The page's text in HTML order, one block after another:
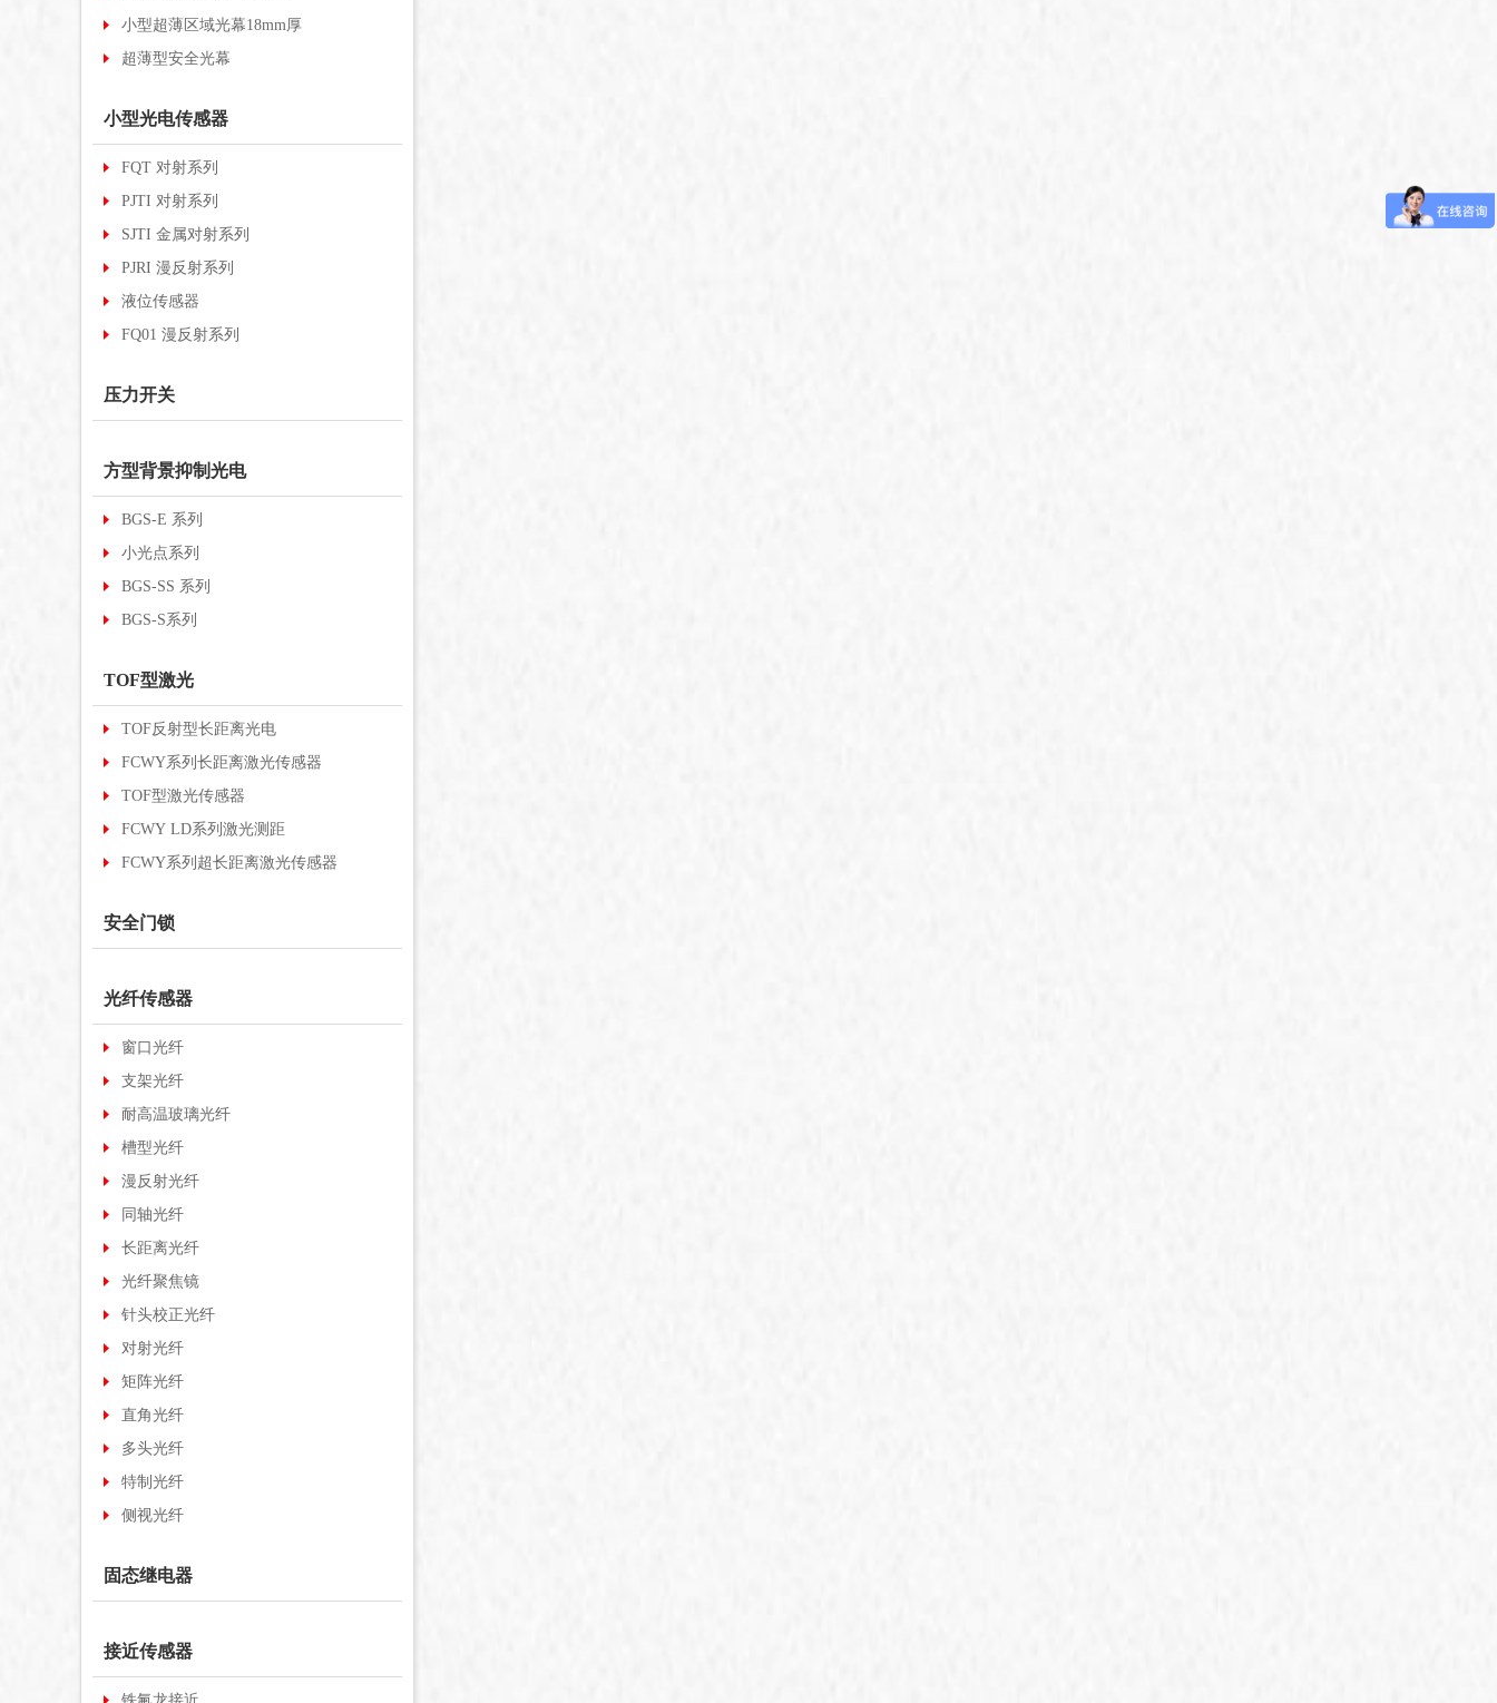
小型超薄区域光幕18mm厚
超薄型安全光幕
小型光电传感器
FQT 对射系列
PJTI 对射系列
SJTI 金属对射系列
PJRI 漫反射系列
液位传感器
FQ01 漫反射系列
压力开关
方型背景抑制光电
BGS-E 系列
小光点系列
BGS-SS 系列
BGS-S系列
TOF型激光
TOF反射型长距离光电
FCWY系列长距离激光传感器
TOF型激光传感器
FCWY LD系列激光测距
FCWY系列超长距离激光传感器
安全门锁
光纤传感器
窗口光纤
支架光纤
耐高温玻璃光纤
槽型光纤
漫反射光纤
同轴光纤
长距离光纤
光纤聚焦镜
针头校正光纤
对射光纤
矩阵光纤
直角光纤
多头光纤
特制光纤
侧视光纤
固态继电器
接近传感器